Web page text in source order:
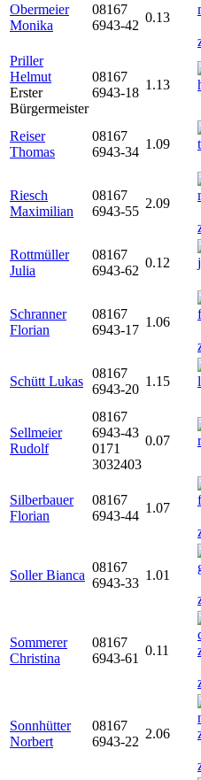
Obermeier
Monika
08167
6943-42
0.13
Priller
Helmut
Erster
Bürgermeister
08167
6943-18
1.13
Reiser
Thomas
08167
6943-34
1.09
Riesch
Maximilian
08167
6943-55
2.09
Rottmüller
Julia
08167
6943-62
0.12
Schranner
Florian
08167
6943-17
1.06
Schütt Lukas
08167
6943-20
1.15
Sellmeier
Rudolf
08167
6943-43
0171
3032403
0.07
Silberbauer
Florian
08167
6943-44
1.07
Soller Bianca
08167
6943-33
1.01
Sommerer
Christina
08167
6943-61
0.11
Sonnhütter
Norbert
08167
6943-22
2.06